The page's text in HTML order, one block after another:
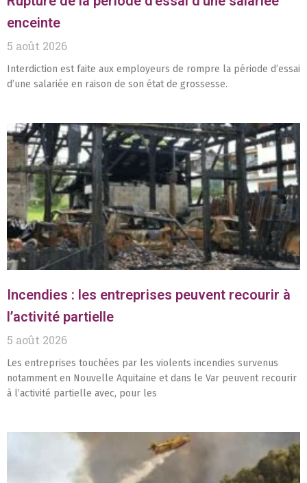
enceinte
5 août 2026
Interdiction est faite aux employeurs de rompre la période d’essai
d’une salariée en raison de son état de grossesse.
Incendies : les entreprises peuvent recourir à
l’activité partielle
5 août 2026
Les entreprises touchées par les violents incendies survenus
notamment en Nouvelle Aquitaine et dans le Var peuvent recourir
à l’activité partielle avec, pour les